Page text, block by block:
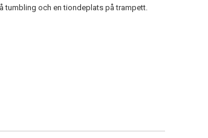
tumbling och en tiondeplats på trampett.